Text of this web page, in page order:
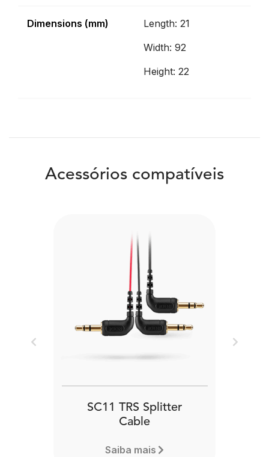
Dimensions (mm)
Length: 21
Width: 92
Height: 22
Acessórios compatíveis
SC11 TRS Splitter
Cable
Saiba mais
Previous Next